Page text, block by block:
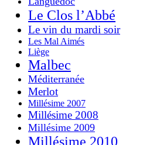
Le Clos l’Abbé
Le vin du mardi soir
Les Mal Aimés
Liège
Malbec
Méditerranée
Merlot
Millésime 2007
Millésime 2008
Millésime 2009
Millésime 2010